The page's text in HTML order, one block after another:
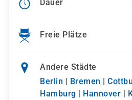
Dauer
Freie Plätze
Andere Städte
Berlin | Bremen |
Hamburg | Hannover |